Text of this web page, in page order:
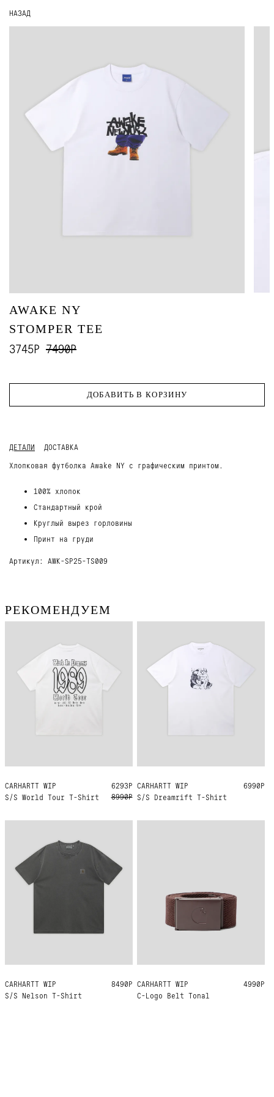
НАЗАД
AWAKE NY
STOMPER TEE
3745Р 7490Р
ДОБАВИТЬ В КОРЗИНУ
ДЕТАЛИ
ДОСТАВКА
Хлопковая футболка Awake NY с графическим принтом.
100% хлопок
Стандартный крой
Круглый вырез горловины
Принт на груди
Артикул: AWK-SP25-TS009
РЕКОМЕНДУЕМ
CARHARTT WIP
S/S World Tour T-Shirt
S M L XL XXL
6293Р
8990Р
CARHARTT WIP
S/S Dreamrift T-Shirt
S M L XL 6990Р
CARHARTT WIP
S/S Nelson T-Shirt
S M 8490Р CARHARTT WIP
C-Logo Belt Tonal
ONE SIZE 4990Р